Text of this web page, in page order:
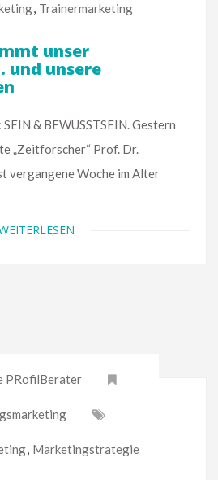
, Trainermarketing
unser
und unsere
& BEWUSSTSEIN. Gestern
„Zeitforscher“ Prof. Dr.
vergangene Woche im Alter
PRofilBerater
, Marketingstrategie